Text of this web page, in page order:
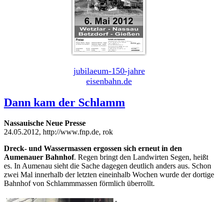
jubilaeum-150-jahre
eisenbahn.de
Dann kam der Schlamm
Nassauische Neue Presse
24.05.2012, http://www.fnp.de, rok
Dreck- und Wassermassen ergossen sich erneut in den
Aumenauer Bahnhof. Regen bringt den Landwirten Segen, heißt
es. In Aumenau sieht die Sache dagegen deutlich anders aus. Schon
zwei Mal innerhalb der letzten eineinhalb Wochen wurde der dortige
Bahnhof von Schlammmassen förmlich überrollt.